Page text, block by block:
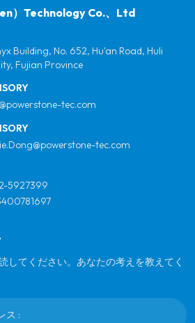
きるグローバルパートナーに
）Technology Co.、Ltd
Building, No. 652, Hu'an Road, Huli
Fujian Province
tec.com
tec.com
5927399
してください。あなたの考えを教えてく